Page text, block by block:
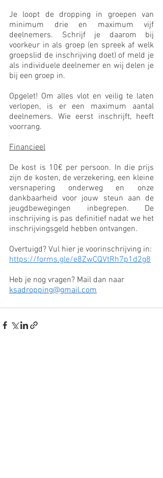
Je loopt de dropping in groepen van
minimum drie en maximum vijf
deelnemers. Schrijf je daarom bij
voorkeur in als groep (en spreek af welk
groepslid de inschrijving doet) of meld je
als individuele deelnemer en wij delen je
bij een groep in.
Opgelet! Om alles vlot en veilig te laten
verlopen, is er een maximum aantal
deelnemers. Wie eerst inschrijft, heeft
voorrang.
Financieel
De kost is 10€ per persoon. In die prijs
zijn de kosten, de verzekering, een kleine
versnapering onderweg en onze
dankbaarheid voor jouw steun aan de
jeugdbewegingen inbegrepen. De
inschrijving is pas definitief nadat we het
inschrijvingsgeld hebben ontvangen.
Overtuigd? Vul hier je voorinschrijving in:
https://forms.gle/e8ZwCQVtRh7p1d2g8
Heb je nog vragen? Mail dan naar
ksadropping@gmail.com